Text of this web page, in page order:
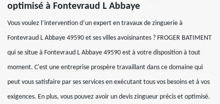
optimisé à Fontevraud L Abbaye
Vous voulez l’intervention d’un expert en travaux de zinguerie à
Fontevraud L Abbaye 49590 et ses villes avoisinantes ? FROGER BATIMENT
qui se situe à Fontevraud L Abbaye 49590 est à votre disposition à tout
moment. C'est une entreprise prospère travaillant dans ce domaine qui
peut vous satisfaire par ses services en exécutant tous vos besoins et à vos
exigences. En plus, vous pouvez avoir un devis zingueur précis et optimisé.